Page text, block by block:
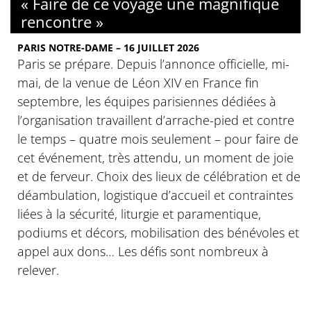
rencontre »
PARIS NOTRE-DAME – 16 JUILLET 2026
Paris se prépare. Depuis l’annonce officielle, mi-
mai, de la venue de Léon XIV en France fin
septembre, les équipes parisiennes dédiées à
l’organisation travaillent d’arrache-pied et contre
le temps – quatre mois seulement – pour faire de
cet événement, très attendu, un moment de joie
et de ferveur. Choix des lieux de célébration et de
déambulation, logistique d’accueil et contraintes
liées à la sécurité, liturgie et paramentique,
podiums et décors, mobilisation des bénévoles et
appel aux dons… Les défis sont nombreux à
relever.